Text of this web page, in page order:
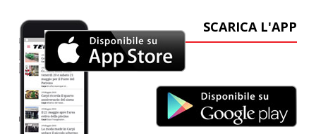
SCARICA L'APP